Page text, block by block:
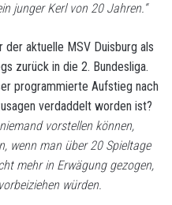
junger Kerl von 20 Jahren.“
aktuelle MSV Duisburg als
zurück in die 2. Bundesliga.
programmierte Aufstieg nach
verdaddelt worden ist?
vorstellen können,
wenn man über 20 Spieltage
mehr in Erwägung gezogen,
würden.